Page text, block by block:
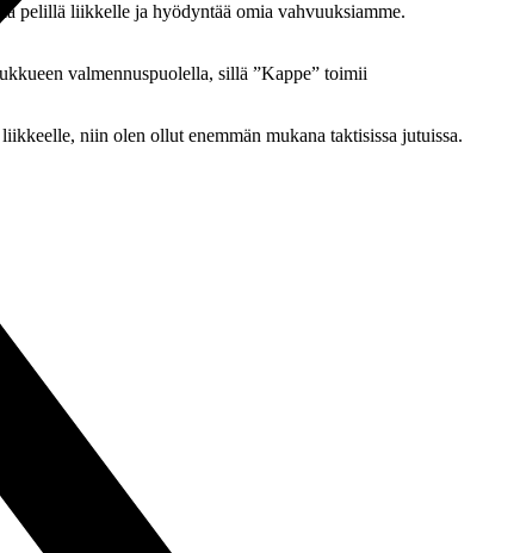
pelillä liikkelle ja hyödyntää omia vahvuuksiamme.
valmennuspuolella, sillä ”Kappe” toimii
niin olen ollut enemmän mukana taktisissa jutuissa.